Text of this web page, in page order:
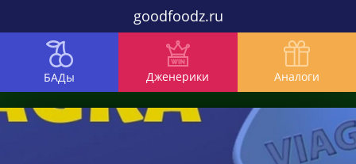
goodfoodz.ru
БАДы Дженерики Аналоги